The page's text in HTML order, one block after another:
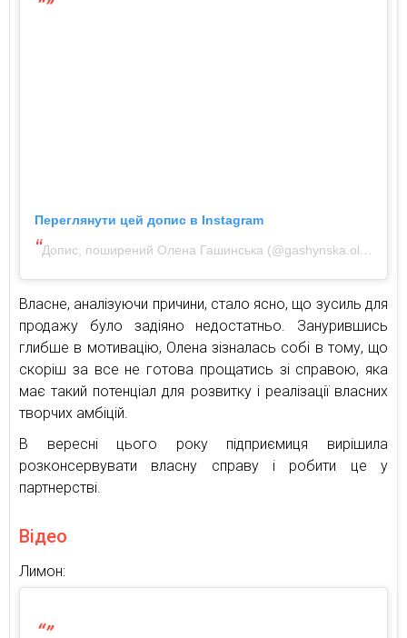
Переглянути цей допис в Instagram
Допис, поширений Олена Гашинська (@gashynska.olena)
Власне, аналізуючи причини, стало ясно, що зусиль для
продажу було задіяно недостатньо. Занурившись
глибше в мотивацію, Олена зізналась собі в тому, що
скоріш за все не готова прощатись зі справою, яка
має такий потенціал для розвитку і реалізації власних
творчих амбіцій.
В вересні цього року підприємиця вирішила
розконсервувати власну справу і робити це у
партнерстві.
Відео
Лимон: